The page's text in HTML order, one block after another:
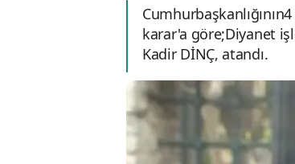
karar'a göre;Diyanet
Kadir DİNÇ, atandı.